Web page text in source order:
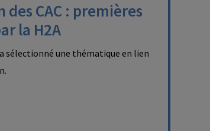
CAC : premières
la H2A
sélectionné une thématique en lien